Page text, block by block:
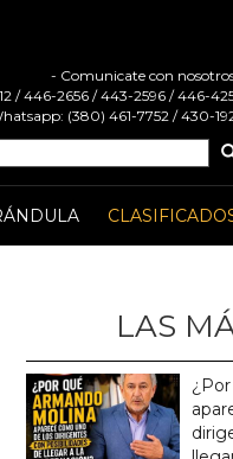
- Comunicate con
/ 446-2656 / 443-2596 / 446-
(380) 461-7752 / 430-
LAS